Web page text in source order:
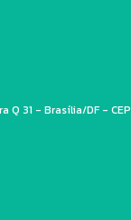
Q 31 - Brasília/DF - CEP